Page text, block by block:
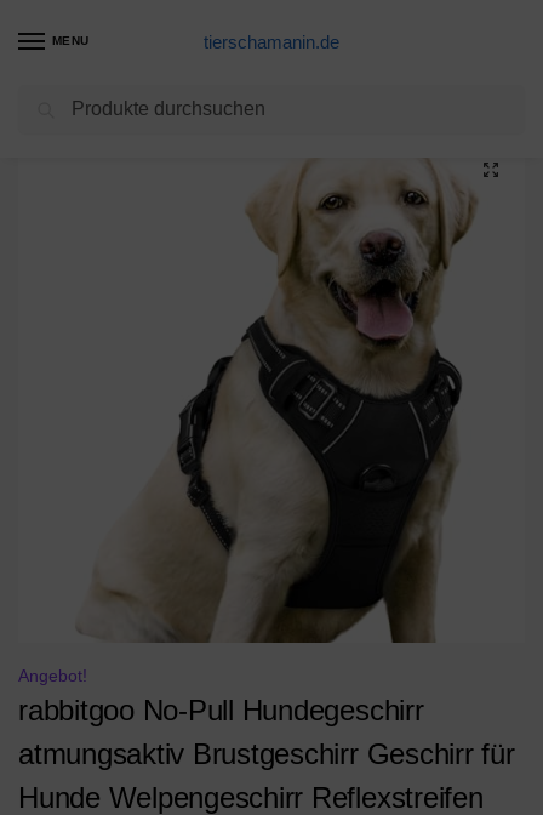
MENU tierschamanin.de
Hundegeschirr Produkte / rabbitgoo No-Pull Hundegeschirr atmungsaktiv Brustgeschirr Geschirr für Hunde Welpengeschirr Reflexstreifen Sichere Führung Einstellbar Weich Schwarz L
Angebot!
rabbitgoo No-Pull Hundegeschirr
atmungsaktiv Brustgeschirr Geschirr für
Hunde Welpengeschirr Reflexstreifen